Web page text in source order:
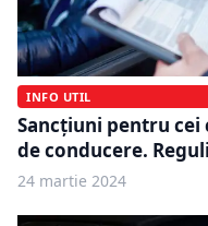
INFO UTIL
Sancțiuni pentru cei
de conducere.
24 martie 2024